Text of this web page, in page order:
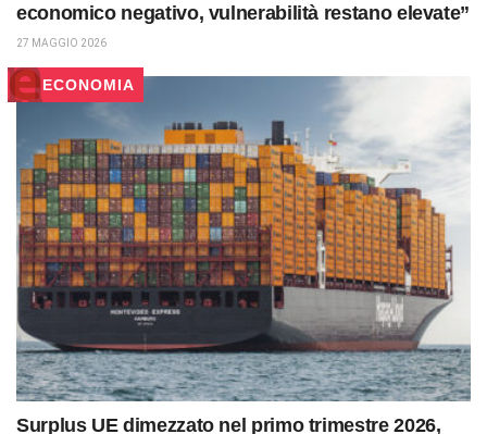
economico negativo, vulnerabilità restano elevate”
27 MAGGIO 2026
ECONOMIA
Surplus UE dimezzato nel primo trimestre 2026,